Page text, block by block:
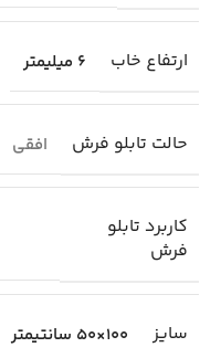
ارتفاع خاب 6 میلیمتر
حالت تابلو فرش افقی
کاربرد تابلو
فرش
سایز 100×50 سانتیمتر